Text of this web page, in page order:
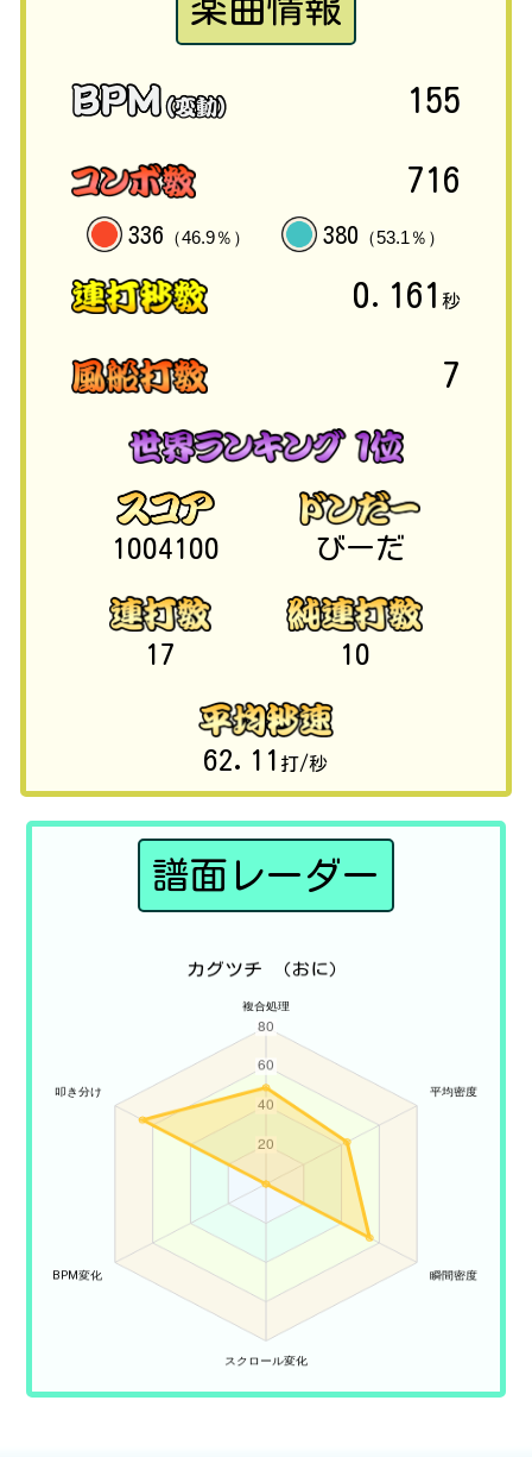
楽曲情報
155
716
336 （46.9％） 380 （53.1％）
0.161 秒
7
1004100 びーだ
17 10
62.11 打/秒
譜面レーダー